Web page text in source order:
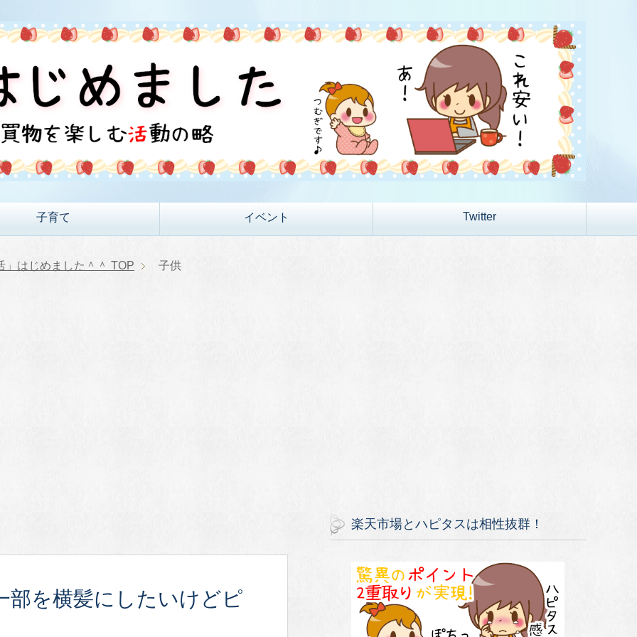
子育て イベント Twitter
はじめました＾＾ TOP 子供
部を横髪にしたいけどピ
楽天市場とハピタスは相性抜群！